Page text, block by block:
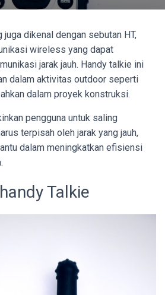
juga dikenal dengan sebutan HT,
wireless yang dapat
jarak jauh. Handy talkie ini
dalam aktivitas outdoor seperti
dalam proyek konstruksi.
pengguna untuk saling
terpisah oleh jarak yang jauh,
dalam meningkatkan efisiensi
Talkie